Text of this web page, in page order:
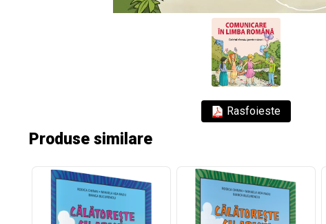
Rasfoieste
Produse similare